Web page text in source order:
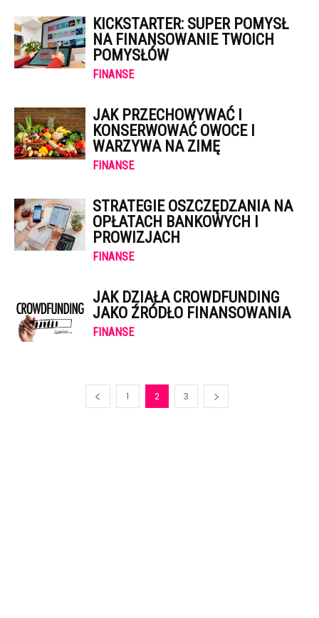
KICKSTARTER: SUPER POMYSŁ
NA FINANSOWANIE TWOICH
POMYSŁÓW
FINANSE
JAK PRZECHOWYWAĆ I
KONSERWOWAĆ OWOCE I
WARZYWA NA ZIMĘ
FINANSE
STRATEGIE OSZCZĘDZANIA NA
OPŁATACH BANKOWYCH I
PROWIZJACH
FINANSE
JAK DZIAŁA CROWDFUNDING
JAKO ŹRÓDŁO FINANSOWANIA
FINANSE
1 2 3